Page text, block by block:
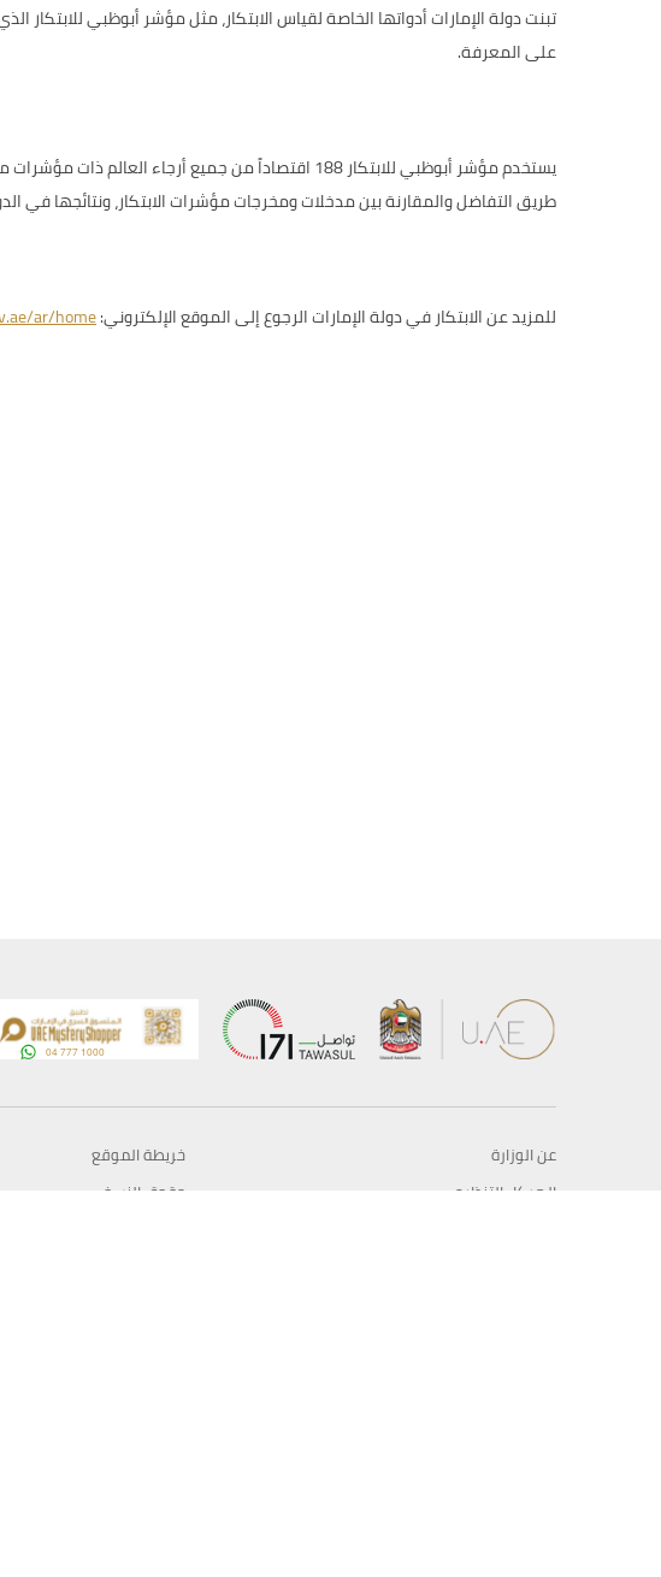
تبنت دولة الإمارات أدواتها الخاصة لقياس الابتكار، مثلمؤشر أبوظبي للابتكار
على المعرفة.
يستخدم مؤشر أبوظبي للابتكار 188 اقتصاداً من جميع
طريق التفاضل والمقارنة بين مدخلات ومخرجات مؤشرات الابتكار، ونتائجها في
للمزيد عن الابتكار في دولة الإمارات الرجوع إلى الموقع الإلكتروني:ar/home
عن الوزارة
الهيكل التنظيمي
خريطة الموقع
حقوق النسخ